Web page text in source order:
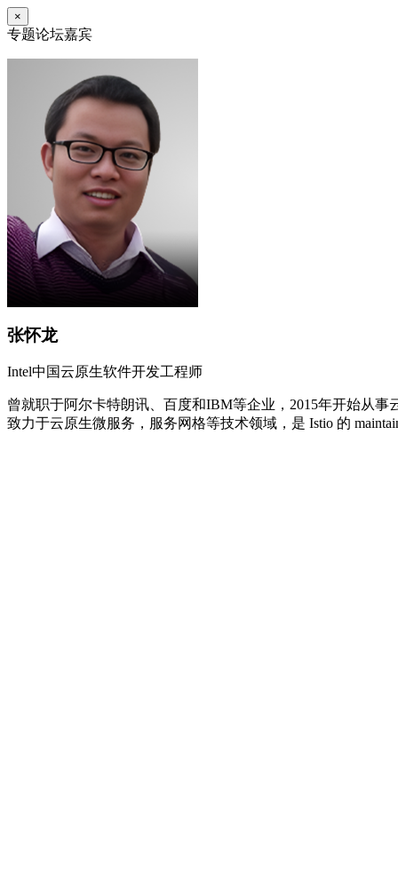
×
专题论坛嘉宾
张怀龙
Intel中国云原生软件开发工程师
曾就职于阿尔卡特朗讯、百度和IBM等企业，2015年开始从
致力于云原生微服务，服务网格等技术领域，是 Istio 的